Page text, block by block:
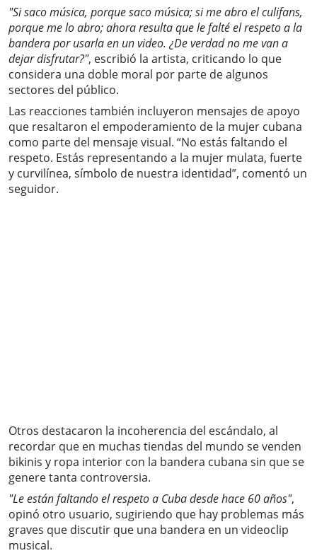
"Si saco música, porque saco música; si me abro el culifans,
porque me lo abro; ahora resulta que le falté el respeto a la
bandera por usarla en un video. ¿De verdad no me van a
dejar disfrutar?", escribió la artista, criticando lo que
considera una doble moral por parte de algunos
sectores del público.
Las reacciones también incluyeron mensajes de apoyo
que resaltaron el empoderamiento de la mujer cubana
como parte del mensaje visual. “No estás faltando el
respeto. Estás representando a la mujer mulata, fuerte
y curvilínea, símbolo de nuestra identidad”, comentó un
seguidor.
Otros destacaron la incoherencia del escándalo, al
recordar que en muchas tiendas del mundo se venden
bikinis y ropa interior con la bandera cubana sin que se
genere tanta controversia.
"Le están faltando el respeto a Cuba desde hace 60 años",
opinó otro usuario, sugiriendo que hay problemas más
graves que discutir que una bandera en un videoclip
musical.